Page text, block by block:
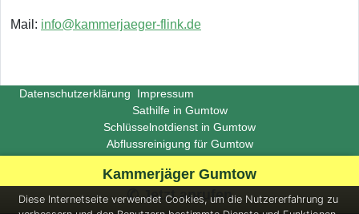
Kammerjäger Gumtow
✆ Jetzt anrufen
Mail: info@kammerjaeger-flink.de
Datenschutzerklärung
Impressum
Sathilfe in Gumtow
Schlüsselnotdienst in Gumtow
Abflussreinigung für Gumtow
(Last update 2026-06-29)
Diese Internetseite verwendet Cookies, um die Nutzererfahrung zu